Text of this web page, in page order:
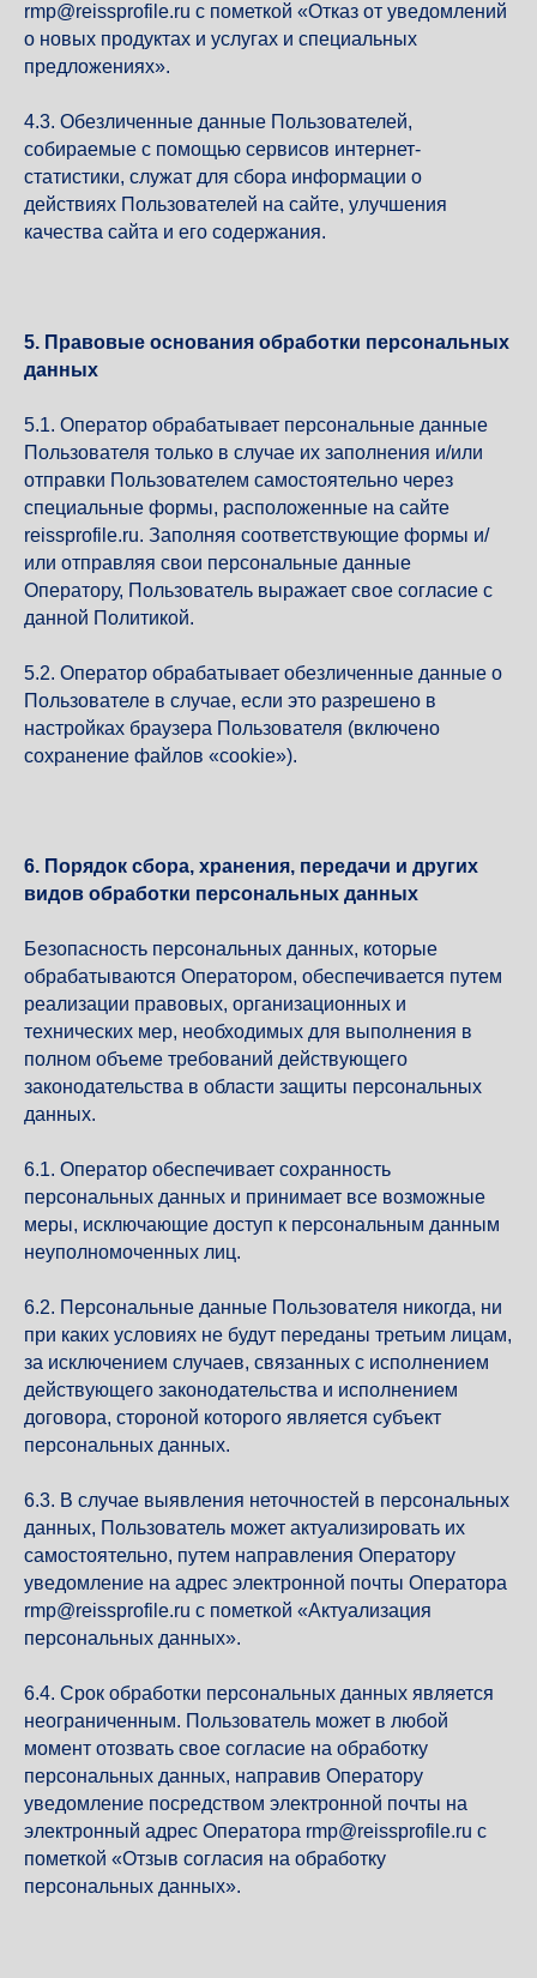
rmp@reissprofile.ru с пометкой «Отказ от уведомлений
о новых продуктах и услугах и специальных
предложениях».
4.3. Обезличенные данные Пользователей,
собираемые с помощью сервисов интернет-
статистики, служат для сбора информации о
действиях Пользователей на сайте, улучшения
качества сайта и его содержания.
5. Правовые основания обработки персональных
данных
5.1. Оператор обрабатывает персональные данные
Пользователя только в случае их заполнения и/или
отправки Пользователем самостоятельно через
специальные формы, расположенные на сайте
reissprofile.ru. Заполняя соответствующие формы и/
или отправляя свои персональные данные
Оператору, Пользователь выражает свое согласие с
данной Политикой.
5.2. Оператор обрабатывает обезличенные данные о
Пользователе в случае, если это разрешено в
настройках браузера Пользователя (включено
сохранение файлов «cookie»).
6. Порядок сбора, хранения, передачи и других
видов обработки персональных данных
Безопасность персональных данных, которые
обрабатываются Оператором, обеспечивается путем
реализации правовых, организационных и
технических мер, необходимых для выполнения в
полном объеме требований действующего
законодательства в области защиты персональных
данных.
6.1. Оператор обеспечивает сохранность
персональных данных и принимает все возможные
меры, исключающие доступ к персональным данным
неуполномоченных лиц.
6.2. Персональные данные Пользователя никогда, ни
при каких условиях не будут переданы третьим лицам,
за исключением случаев, связанных с исполнением
действующего законодательства и исполнением
договора, стороной которого является субъект
персональных данных.
6.3. В случае выявления неточностей в персональных
данных, Пользователь может актуализировать их
самостоятельно, путем направления Оператору
уведомление на адрес электронной почты Оператора
rmp@reissprofile.ru с пометкой «Актуализация
персональных данных».
6.4. Срок обработки персональных данных является
неограниченным. Пользователь может в любой
момент отозвать свое согласие на обработку
персональных данных, направив Оператору
уведомление посредством электронной почты на
электронный адрес Оператора rmp@reissprofile.ru с
пометкой «Отзыв согласия на обработку
персональных данных».